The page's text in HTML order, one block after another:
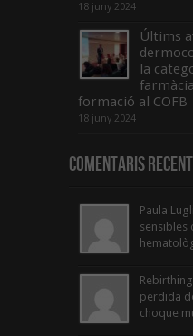
18 juny 2024
Últims
la
formació al COFB
18 juny 2024
Comentaris
Paula
sensibles
perdida
choque